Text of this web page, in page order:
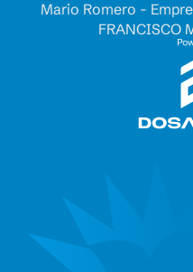
Mario Romero -
FRANCISCO